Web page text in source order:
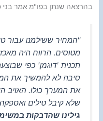
בהרצאה שנתן בפו"מ אמר
"המחיר ששילמנו עבור
מטוסים. הרווח היה
תכנית 'דוגמן' כפי
סיבה לא להמשיך את
את המערך כולו. האויב
שלא קיבל טילים
גילינו שהדבקות